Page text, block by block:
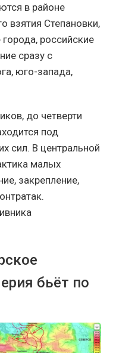
в районе
взятия Степановки,
российские
сразу с
юго-запада,
до четверти
под
сил. В центральной
малых
закрепление,
бьёт по